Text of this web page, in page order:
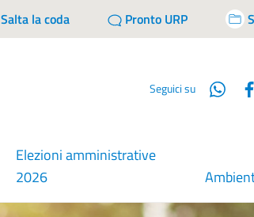
Salta la coda Pronto URP
Seguici su
Elezioni amministrative
2026